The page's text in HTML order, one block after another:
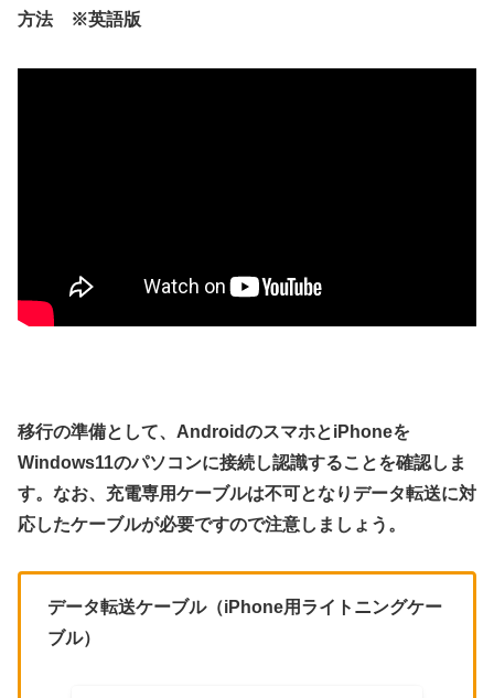
方法 ※英語版
移行の準備として、AndroidのスマホとiPhoneを
Windows11のパソコンに接続し認識することを確認しま
す。なお、充電専用ケーブルは不可となりデータ転送に対
応したケーブルが必要ですので注意しましょう。
データ転送ケーブル（iPhone用ライトニングケー
ブル）